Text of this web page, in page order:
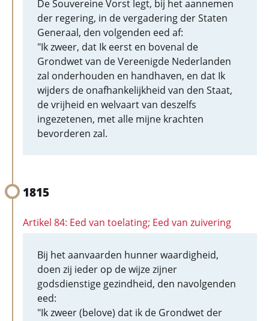
De Souvereine Vorst legt, bij het aannemen
der regering, in de vergadering der Staten
Generaal, den volgenden eed af:
"Ik zweer, dat Ik eerst en bovenal de
Grondwet van de Vereenigde Nederlanden
zal onderhouden en handhaven, en dat Ik
wijders de onafhankelijkheid van den Staat,
de vrijheid en welvaart van deszelfs
ingezetenen, met alle mijne krachten
bevorderen zal.
1815
Artikel 84: Eed van toelating; Eed van zuivering
Bij het aanvaarden hunner waardigheid,
doen zij ieder op de wijze zijner
godsdienstige gezindheid, den navolgenden
eed:
"Ik zweer (belove) dat ik de Grondwet der